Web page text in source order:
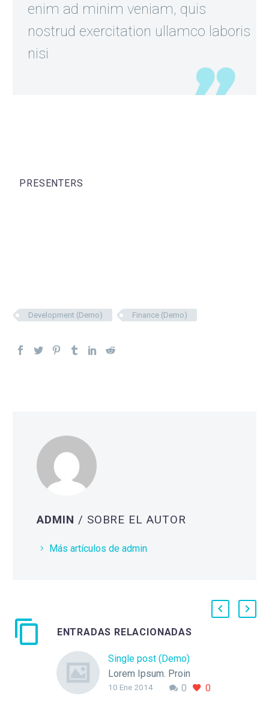
enim ad minim veniam, quis
nostrud exercitation ullamco laboris
nisi
PRESENTERS
Development (Demo) Finance (Demo)
ADMIN / SOBRE EL AUTOR
Más artículos de admin
ENTRADAS RELACIONADAS
Single post (Demo)
Lorem Ipsum. Proin
gravida nibh vel velit
0 0
10 Ene 2014